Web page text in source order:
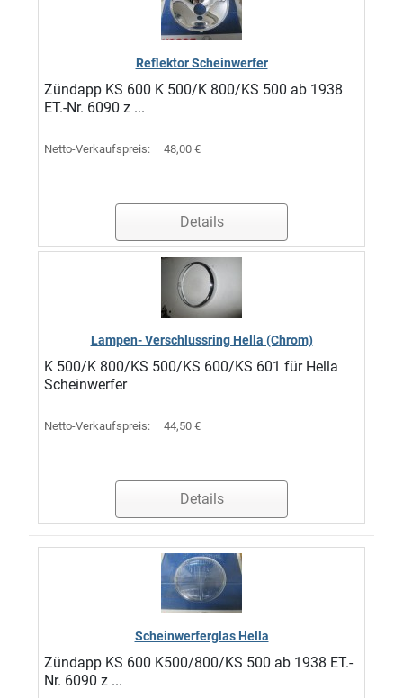
Reflektor Scheinwerfer
Zündapp KS 600 K 500/K 800/KS 500 ab 1938
ET.-Nr. 6090 z ...
Netto-Verkaufspreis: 48,00 €
Details
Lampen- Verschlussring Hella (Chrom)
K 500/K 800/KS 500/KS 600/KS 601 für Hella
Scheinwerfer
Netto-Verkaufspreis: 44,50 €
Details
Scheinwerferglas Hella
Zündapp KS 600 K500/800/KS 500 ab 1938 ET.-
Nr. 6090 z ...